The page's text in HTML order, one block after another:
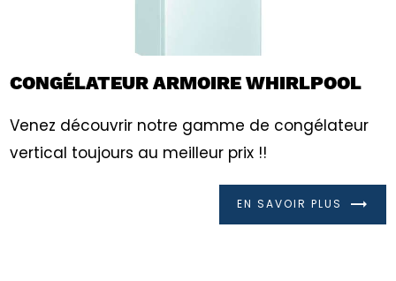
CONGÉLATEUR ARMOIRE WHIRLPOOL
Venez découvrir notre gamme de congélateur
vertical toujours au meilleur prix !!
EN SAVOIR PLUS